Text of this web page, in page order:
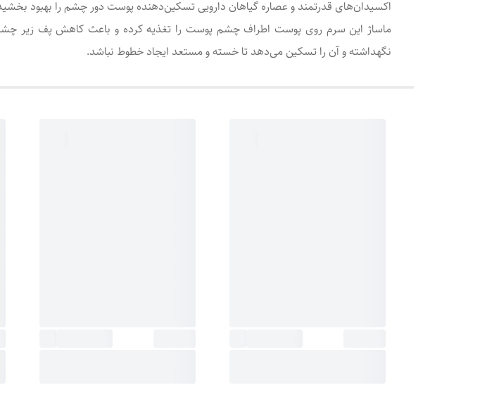
اکسیدان‌های قدرتمند و عصاره گیاهان دارویی تسکین‌دهنده پوست دور چشم را بهبود
ماساژ این سرم روی پوست اطراف چشم پوست را تغذیه کرده و باعث کاهش پف
نگهداشته و آن را تسکین می‌دهد تا خسته و مستعد ایجاد خطوط نباشد.